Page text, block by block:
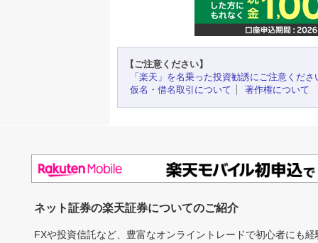
【ご注意ください】
「楽天」を名乗った投資勧誘にご注意くださ
仮名・借名取引について
著作権について
ネット証券の楽天証券についてのご紹介
FXや投資信託など、豊富なオンライントレードで初心者にも